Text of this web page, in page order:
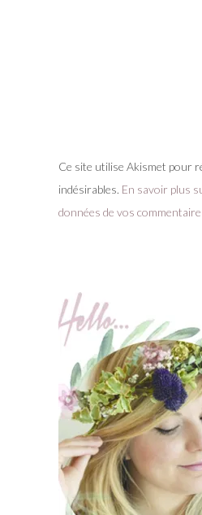
Ce site utilise Akismet pour
indésirables. En savoir plus
données de vos